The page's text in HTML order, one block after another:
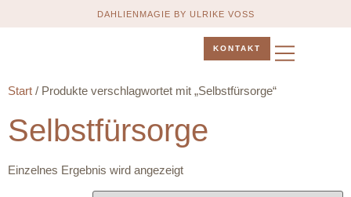
DAHLIENMAGIE BY ULRIKE VOSS
KONTAKT
Start / Produkte verschlagwortet mit „Selbstfürsorge“
Selbstfürsorge
Einzelnes Ergebnis wird angezeigt